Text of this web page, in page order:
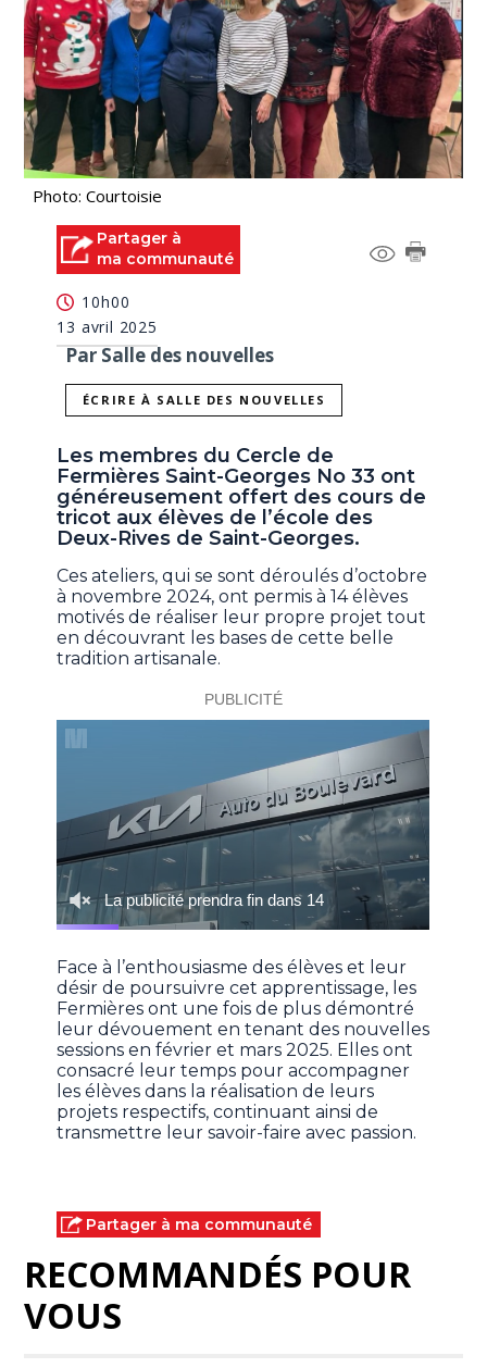
Photo: Courtoisie
Partager à
ma communauté
10h00
13 avril 2025
Par Salle des nouvelles
ÉCRIRE À SALLE DES NOUVELLES
Les membres du Cercle de
Fermières Saint-Georges No 33 ont
généreusement offert des cours de
tricot aux élèves de l’école des
Deux-Rives de Saint-Georges.
Ces ateliers, qui se sont déroulés d’octobre
à novembre 2024, ont permis à 14 élèves
motivés de réaliser leur propre projet tout
en découvrant les bases de cette belle
tradition artisanale.
Face à l’enthousiasme des élèves et leur
désir de poursuivre cet apprentissage, les
Fermières ont une fois de plus démontré
leur dévouement en tenant des nouvelles
sessions en février et mars 2025. Elles ont
consacré leur temps pour accompagner
les élèves dans la réalisation de leurs
projets respectifs, continuant ainsi de
transmettre leur savoir-faire avec passion.
Partager à ma communauté
RECOMMANDÉS POUR
VOUS